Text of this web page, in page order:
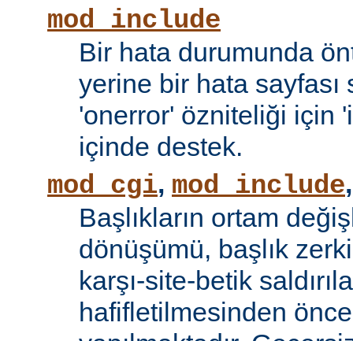
mod_include
Bir hata durumunda
yerine bir hata sayfası
'onerror' özniteliği için
içinde destek.
mod_cgi, mod_include
Başlıkların ortam
dönüşümü, başlık
karşı-site-betik
hafifletilmesinden